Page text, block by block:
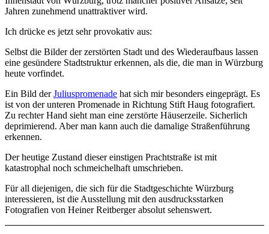
Jahren zunehmend unattraktiver wird.
Ich drücke es jetzt sehr provokativ aus:
Selbst die Bilder der zerstörten Stadt und des Wiederaufbaus lassen
eine gesündere Stadtstruktur erkennen, als die, die man in Würzburg
heute vorfindet.
Ein Bild derJuliuspromenade hat sich mir besonders eingeprägt. Es
ist von der unteren Promenade in Richtung Stift Haug fotografiert.
Zu rechter Hand sieht man eine zerstörte Häuserzeile. Sicherlich
deprimierend. Aber man kann auch die damalige Straßenführung
erkennen.
Der heutige Zustand dieser einstigen Prachtstraße ist mit
katastrophal noch schmeichelhaft umschrieben.
Für all diejenigen, die sich für die Stadtgeschichte Würzburg
interessieren, ist die Ausstellung mit den ausdrucksstarken
Fotografien von Heiner Reitberger absolut sehenswert.